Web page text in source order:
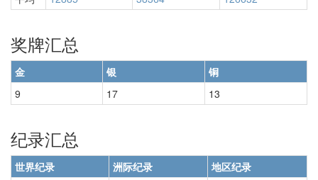
奖牌汇总
金 银
铜
9
17 13
纪录汇总
世界纪录 洲际纪录
地区纪录